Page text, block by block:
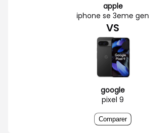
apple
iphone se 3eme gen
VS
google
pixel 9
Comparer